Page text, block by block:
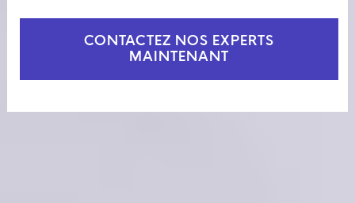
CONTACTEZ NOS EXPERTS
MAINTENANT